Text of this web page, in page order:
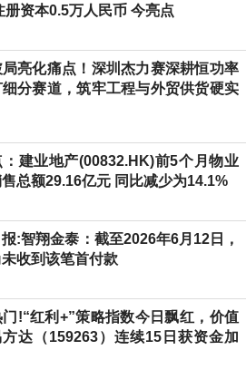
册资本0.5万人民币 今亮点
亮化痛点！深圳杰力赛深耕恒功率
分赛道，筑牢工程与外贸供货硬实
：建业地产(00832.HK)前5个月物业
总额29.16亿元 同比减少为14.1%
:智翔金泰：截至2026年6月12日，
收到该笔首付款
!“红利+”策略指数今日飘红，价值
方达（159263）连续15日获资金加